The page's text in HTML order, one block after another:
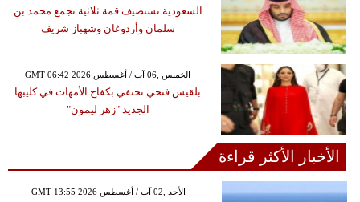
السعودية تستضيف قمة ثلاثية تجمع محمد بن
سلمان وأردوغان وشهباز شريف
GMT 06:42 2026 الخميس ,06 آب / أغسطس
بلقيس فتحي تحتفي بكفاح الأمهات في كليبها
الجديد "زهر ليمون"
الأخبار الأكثر قراءة
GMT 13:55 2026 الأحد ,02 آب / أغسطس